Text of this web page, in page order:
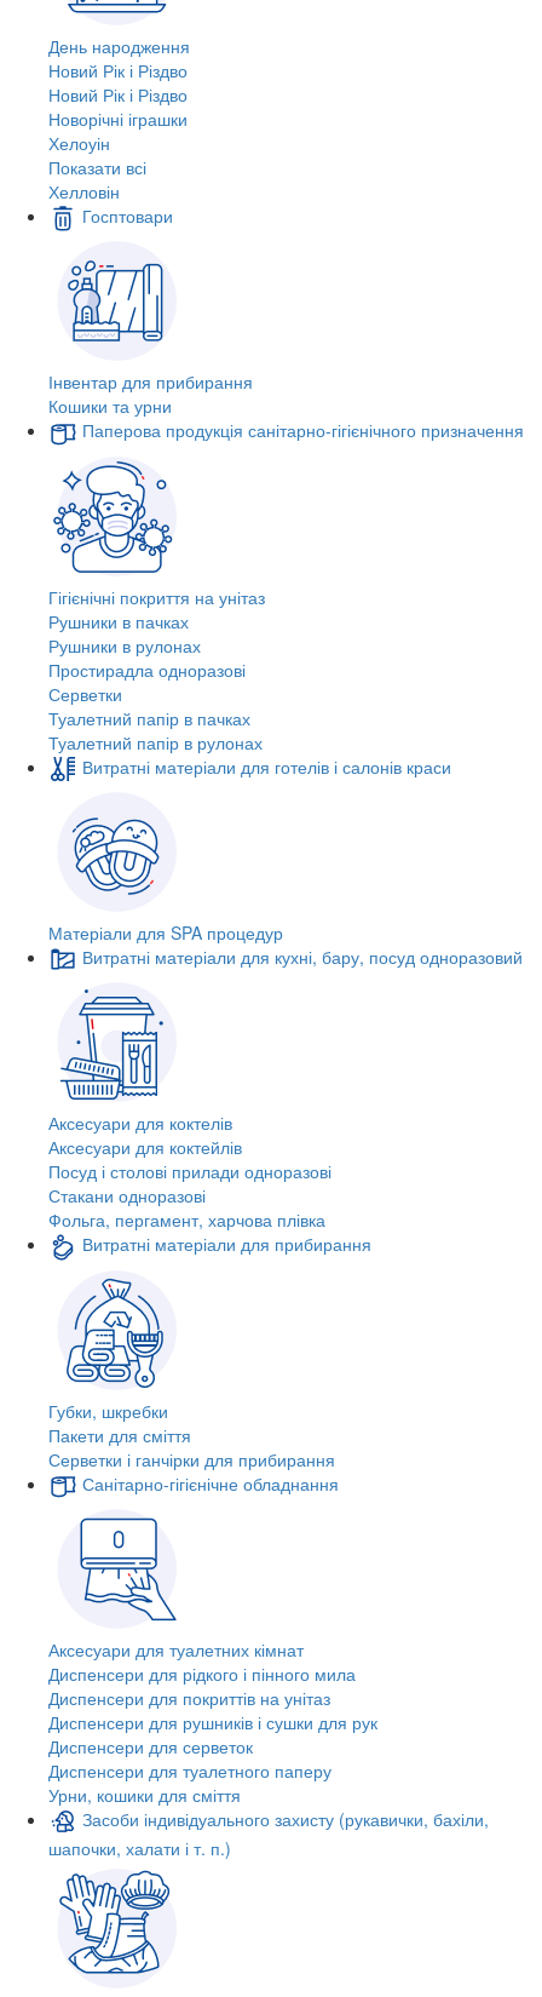
День народження
Новий Рік і Різдво
Новий Рік і Різдво
Новорічні іграшки
Хелоуін
Показати всі
Хелловін
Госптовари
Інвентар для прибирання
Кошики та урни
Паперова продукція санітарно-гігієнічного призначення
Гігієнічні покриття на унітаз
Рушники в пачках
Рушники в рулонах
Простирадла одноразові
Серветки
Туалетний папір в пачках
Туалетний папір в рулонах
Витратні матеріали для готелів і салонів краси
Матеріали для SPA процедур
Витратні матеріали для кухні, бару, посуд одноразовий
Аксесуари для коктелів
Аксесуари для коктейлів
Посуд і столові прилади одноразові
Стакани одноразові
Фольга, пергамент, харчова плівка
Витратні матеріали для прибирання
Губки, шкребки
Пакети для сміття
Серветки і ганчірки для прибирання
Санітарно-гігієнічне обладнання
Аксесуари для туалетних кімнат
Диспенсери для рідкого і пінного мила
Диспенсери для покриттів на унітаз
Диспенсери для рушників і сушки для рук
Диспенсери для серветок
Диспенсери для туалетного паперу
Урни, кошики для сміття
Засоби індивідуального захисту (рукавички, бахіли,
шапочки, халати і т. п.)